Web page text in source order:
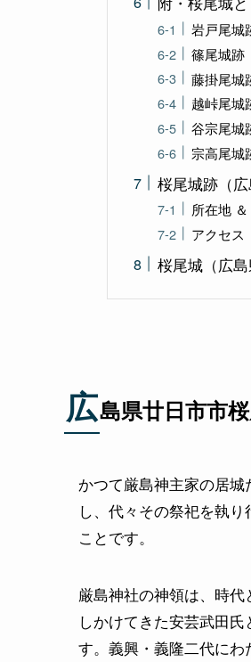
岩戸尾城
篠尾城跡
藤掛尾城
越峠尾城
谷宗尾城
宗高尾城
桜尾城跡（
所在地
アクセス
桜尾城（広
広島県廿日市市
かつて厳島神主家の居
し、代々その祭祀を執
ことです。
厳島神社の神領は、時
しかけてきた安芸武田
す。義興・義隆二代に